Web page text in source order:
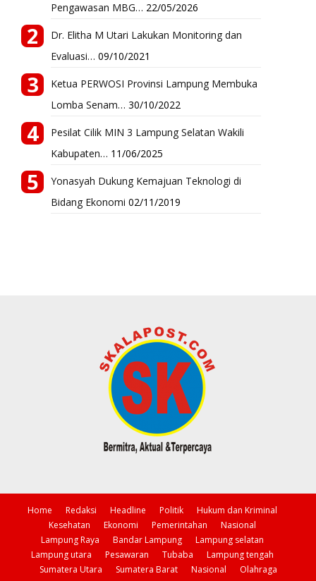
Pengawasan MBG… 22/05/2026
Dr. Elitha M Utari Lakukan Monitoring dan
Evaluasi… 09/10/2021
Ketua PERWOSI Provinsi Lampung Membuka
Lomba Senam… 30/10/2022
Pesilat Cilik MIN 3 Lampung Selatan Wakili
Kabupaten… 11/06/2025
Yonasyah Dukung Kemajuan Teknologi di
Bidang Ekonomi 02/11/2019
Home Redaksi Headline Politik
Hukum dan Kriminal
Kesehatan
Ekonomi Pemerintahan
Nasional
Lampung Raya
Bandar Lampung
Lampung selatan
Lampung utara
Pesawaran Tubaba
Lampung tengah
Sumatera Utara
Sumatera Barat Nasional Olahraga